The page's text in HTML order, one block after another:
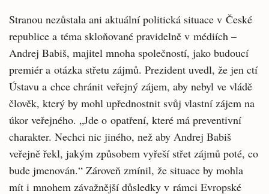
Stranou nezůstala ani aktuální politická situace v České
republice a téma skloňované pravidelně v médiích –
Andrej Babiš, majitel mnoha společností, jako budoucí
premiér a otázka střetu zájmů. Prezident uvedl, že jen ctí
Ústavu a chce chránit veřejný zájem, aby nebyl ve vládě
člověk, který by mohl upřednostnit svůj vlastní zájem na
úkor veřejného. „Jde o opatření, které má preventivní
charakter. Nechci nic jiného, než aby Andrej Babiš
veřejně řekl, jakým způsobem vyřeší střet zájmů poté, co
bude jmenován.“ Zároveň zmínil, že situace by mohla
mít i mnohem závažnější důsledky v rámci Evropské